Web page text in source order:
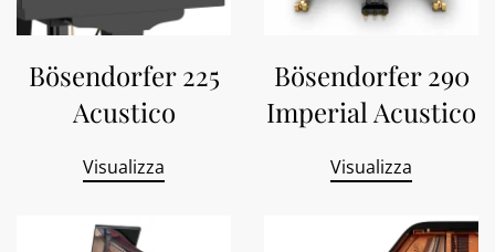
Bösendorfer 225
Acustico
Visualizza
Bösendorfer 290
Imperial Acustico
Visualizza